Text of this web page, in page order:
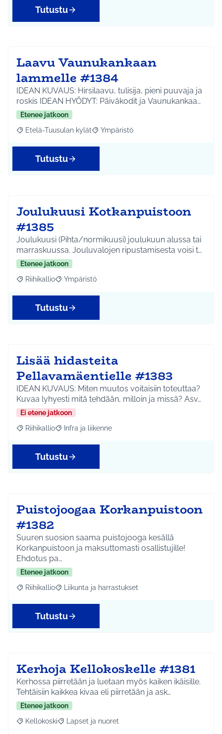
Tutustu
Laavu Vaunukankaan
lammelle #1384
IDEAN KUVAUS: Hirsilaavu, tulisija, pieni puuvaja ja
roskis IDEAN HYÖDYT: Päiväkodit ja Vaunukankaa…
Etenee jatkoon
Rajaa tulokset aihepiirin mukaan: Etelä-Tuusulan kylät
Etelä-Tuusulan kylät Rajaa tulokset teeman mukaan:
Ympäristö
Tutustu
Joulukuusi Kotkanpuistoon
#1385
Joulukuusi (Pihta/normikuusi) joulukuun alussa tai
marraskuussa. Jouluvalojen ripustamisesta voisi t…
Etenee jatkoon
Rajaa tulokset aihepiirin mukaan: Riihikallio
Riihikallio Rajaa tulokset teeman mukaan: Ympäristö
Ympäristö
Tutustu
Lisää hidasteita
Pellavamäentielle #1383
IDEAN KUVAUS: Miten muutos voitaisiin toteuttaa?
Kuvaa lyhyesti mitä tehdään, milloin ja missä? Asv…
Ei etene jatkoon
Rajaa tulokset aihepiirin mukaan: Riihikallio
Riihikallio Rajaa tulokset teeman mukaan: Infra ja liikenne
Infra ja liikenne
Tutustu
Puistojoogaa Korkanpuistoon
#1382
Suuren suosion saama puistojooga kesällä
Korkanpuistoon ja maksuttomasti osallistujille!
Ehdotus pa…
Etenee jatkoon
Rajaa tulokset aihepiirin mukaan: Riihikallio
Riihikallio Rajaa tulokset teeman mukaan: Liikunta ja
Liikunta ja harrastukset
Tutustu
Kerhoja Kellokoskelle #1381
Kerhossa piirretään ja luetaan myös kaiken ikäisille.
Tehtäisiin kaikkea kivaa eli piirretään ja ask…
Etenee jatkoon
Rajaa tulokset aihepiirin mukaan: Kellokoski
Kellokoski Rajaa tulokset teeman mukaan: Lapset ja nuoret
Lapset ja nuoret